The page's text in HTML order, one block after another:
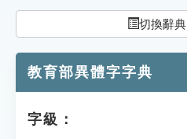
貓頭鷹博士
切換辭典
教育部異體字字典
字級：